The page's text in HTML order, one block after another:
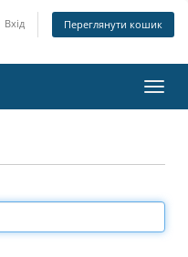
Вхід Переглянути кошик